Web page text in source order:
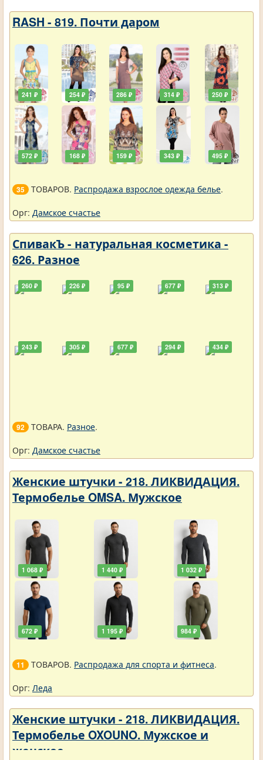
RASH - 819. Почти даром
241 ₽
572 ₽
254 ₽
168 ₽
286 ₽
159 ₽
314 ₽
343 ₽
250 ₽
495 ₽
35 ТОВАРОВ. Распродажа взрослое одежда белье.
Орг: Дамское счастье
СпивакЪ - натуральная косметика -
626. Разное
260 ₽
243 ₽
226 ₽
305 ₽
95 ₽
677 ₽
677 ₽
294 ₽
313 ₽
434 ₽
92 ТОВАРА. Разное.
Орг: Дамское счастье
Женские штучки - 218. ЛИКВИДАЦИЯ.
Термобелье OMSA. Мужское
1 068 ₽
672 ₽
1 440 ₽
1 195 ₽
1 032 ₽
984 ₽
11 ТОВАРОВ. Распродажа для спорта и фитнеса.
Орг: Леда
Женские штучки - 218. ЛИКВИДАЦИЯ.
Термобелье OXOUNO. Мужское и
женское